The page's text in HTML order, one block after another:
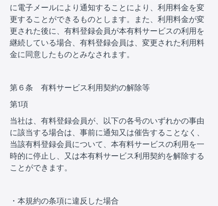
に電子メールにより通知することにより、利用料金を変
更することができるものとします。また、利用料金が変
更された後に、有料登録会員が本有料サービスの利用を
継続している場合、有料登録会員は、変更された利用料
金に同意したものとみなされます。
第６条 有料サービス利用契約の解除等
第1項
当社は、有料登録会員が、以下の各号のいずれかの事由
に該当する場合は、事前に通知又は催告することなく、
当該有料登録会員について、本有料サービスの利用を一
時的に停止し、又は本有料サービス利用契約を解除する
ことができます。
・本規約の条項に違反した場合